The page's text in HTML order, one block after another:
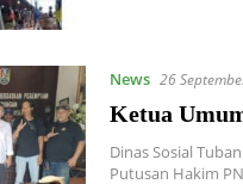
News 26
Ketua
Dinas Sosial
Putusan Hakim